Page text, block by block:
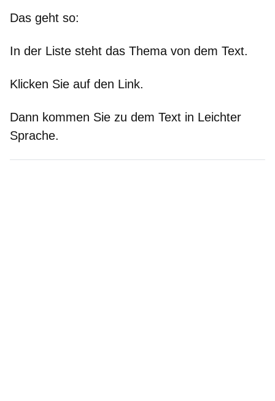
Das geht so:
In der Liste steht das Thema von dem Text.
Klicken Sie auf den Link.
Dann kommen Sie zu dem Text in Leichter
Sprache.